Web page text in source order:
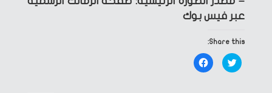
عبر فيس بوك
Share this:
Click
to
share
Click
to